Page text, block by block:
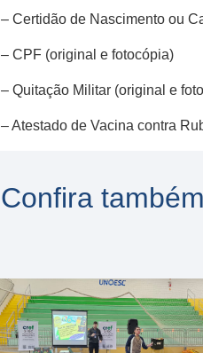
– Certidão de Nascimento ou
– CPF (original e fotocópia)
– Quitação Militar (original e
– Atestado de Vacina contra
Confira também